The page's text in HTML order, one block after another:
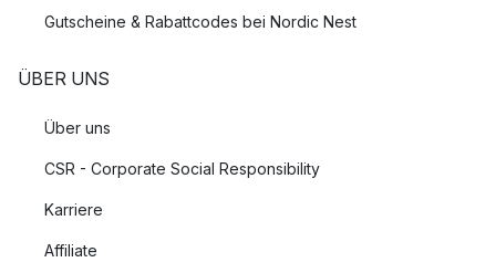
Gutscheine & Rabattcodes bei Nordic Nest
ÜBER UNS
Über uns
CSR - Corporate Social Responsibility
Karriere
Affiliate